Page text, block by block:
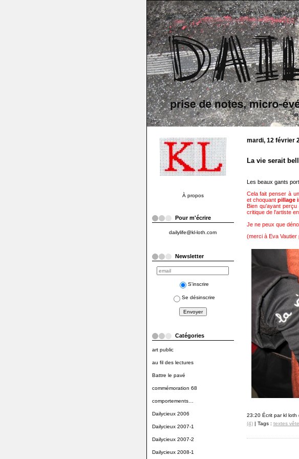
À propos
Pour m'écrire
dailylife@kl-loth.com
Newsletter
S'inscrire
Se désinscrire
Catégories
art public
au fil des lectures
Battre le pavé
commémoration 68
comportements…
Dailycieux 2006
Dailycieux 2007-1
Dailycieux 2007-2
Dailycieux 2008-1
mardi, 12 février
La vie serait
Les beaux gants
Cela fait penser à
et choquant pillage
Bien qu'ayant
critique de l'artiste
Je ne peux que
(merci à Eva Vautier
23:20 Écrit par kl loth
(4)| Tags : textes